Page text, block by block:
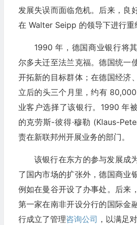
发展失误而面临危机。后来，良
在 Walter Seipp 的领导下进行重
1990 年，德国商业银行将
尔多夫迁至法兰克福。德国统一
开拓新的目标群体；在德国经济
立后的头三个月里，约有
业客户选择了该银行。1990 年
的克劳斯-彼得·穆勒 (Klaus-
责在新联邦州开展业务的部门。
该银行在东方的参与发展成
了国内市场的扩张外，德国商业
例如在曼谷开设了办事处。后来
第一家在南非开设分行的国际金
行成立了管理咨询公司 ，以满足